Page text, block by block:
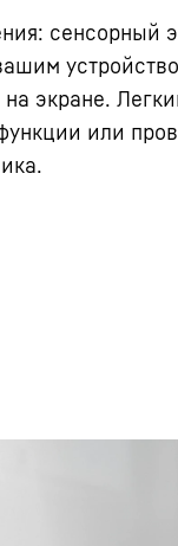
сенсорный
экране.
или